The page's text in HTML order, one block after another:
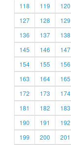
118
119 120
127
128 129
136
137 138
145
146 147
154
155 156
163
164 165
172
173 174
181
182 183
190
191 192
199
200 201